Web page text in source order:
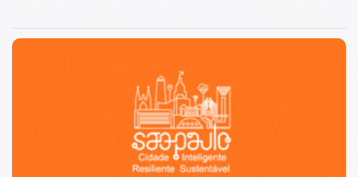
São Paulo, cidade inteligente, resiliente e sustentável